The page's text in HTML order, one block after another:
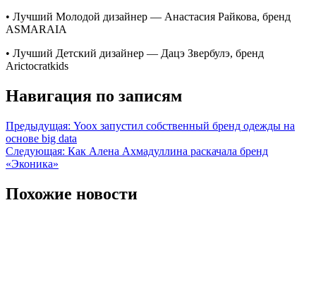
• Лучший Молодой дизайнер — Анастасия Райкова, бренд
ASMARAIA
• Лучший Детский дизайнер — Дацэ Звербулэ, бренд
Arictocratkids
Навигация по записям
Предыдущая: Yoox запустил собственный бренд одежды на
основе big data
Следующая: Как Алена Ахмадуллина раскачала бренд
«Эконика»
Похожие новости